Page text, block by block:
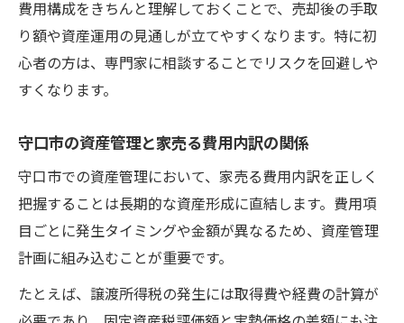
費用構成をきちんと理解しておくことで、売却後の手取
り額や資産運用の見通しが立てやすくなります。特に初
心者の方は、専門家に相談することでリスクを回避しや
すくなります。
守口市の資産管理と家売る費用内訳の関係
守口市での資産管理において、家売る費用内訳を正しく
把握することは長期的な資産形成に直結します。費用項
目ごとに発生タイミングや金額が異なるため、資産管理
計画に組み込むことが重要です。
たとえば、譲渡所得税の発生には取得費や経費の計算が